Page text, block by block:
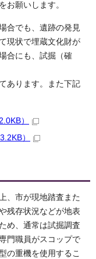
お願いします。
合でも、遺跡の発見
現状で埋蔵文化財が
合にも、試掘（確
あります。また下記
）
）
、市が現地踏査また
残存状況などが地表
め、通常は試掘調査
門職員がスコップで
の重機を使用するこ